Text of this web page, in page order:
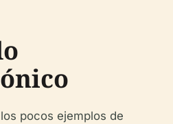
pocos ejemplos de